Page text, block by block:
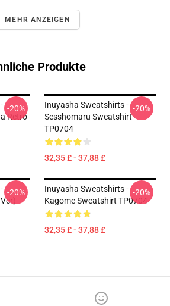
MEHR ANZEIGEN
Produkte
Retro
-20%
Inuyasha Sweatshirts -
Sesshomaru Sweatshirt
TP0704
32,35 £ - 37,88 £
-20%
-20%
Inuyasha Sweatshirts -
Kagome Sweatshirt TP0704
32,35 £ - 37,88 £
-20%